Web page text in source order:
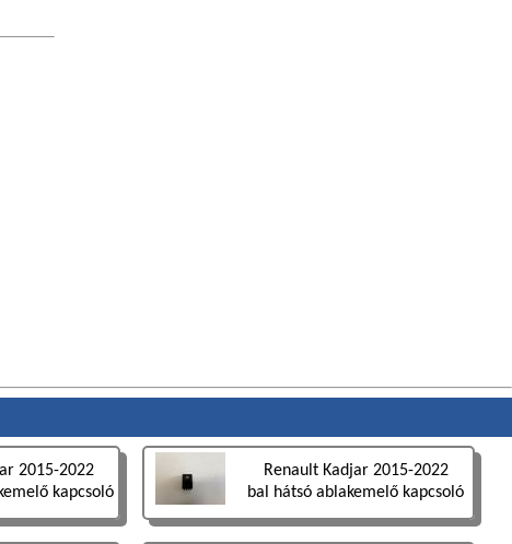
2015-2022
kapcsoló
Renault Kadjar 2015-2022
bal hátsó ablakemelő kapcsoló